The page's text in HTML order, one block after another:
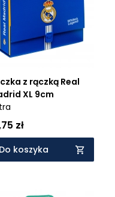
z rączką Real
XL 9cm
zł
Do koszyka